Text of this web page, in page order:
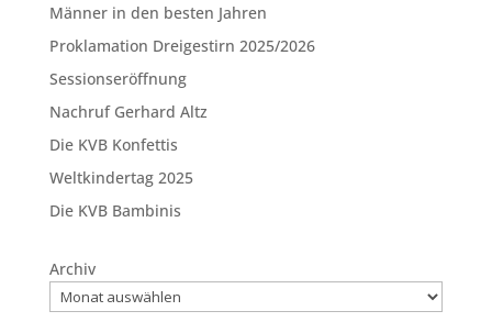
Männer in den besten Jahren
Proklamation Dreigestirn 2025/2026
Sessionseröffnung
Nachruf Gerhard Altz
Die KVB Konfettis
Weltkindertag 2025
Die KVB Bambinis
Archiv